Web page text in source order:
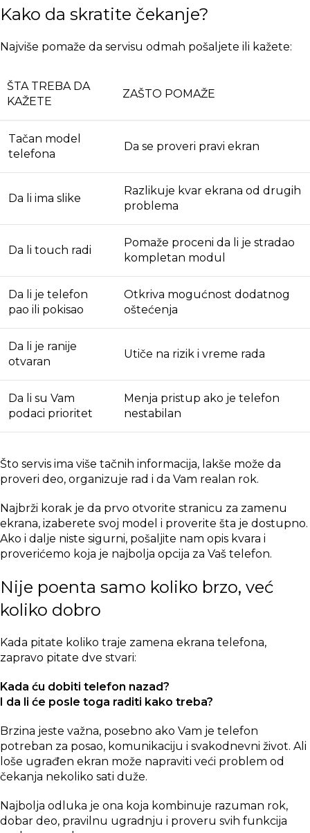
Kako da skratite čekanje?
Najviše pomaže da servisu odmah pošaljete ili kažete:
ŠTA TREBA DA
KAŽETE
ZAŠTO POMAŽE
Tačan model
telefona
Da se proveri pravi ekran
Da li ima slike
Razlikuje kvar ekrana od drugih
problema
Da li touch radi
Pomaže proceni da li je stradao
kompletan modul
Da li je telefon
pao ili pokisao
Otkriva mogućnost dodatnog
oštećenja
Da li je ranije
otvaran
Utiče na rizik i vreme rada
Da li su Vam
podaci prioritet
Menja pristup ako je telefon
nestabilan
Što servis ima više tačnih informacija, lakše može da
proveri deo, organizuje rad i da Vam realan rok.
Najbrži korak je da prvo otvorite stranicu za zamenu
ekrana, izaberete svoj model i proverite šta je dostupno.
Ako i dalje niste sigurni, pošaljite nam opis kvara i
proverićemo koja je najbolja opcija za Vaš telefon.
Nije poenta samo koliko brzo, već
koliko dobro
Kada pitate koliko traje zamena ekrana telefona,
zapravo pitate dve stvari:
Kada ću dobiti telefon nazad?
I da li će posle toga raditi kako treba?
Brzina jeste važna, posebno ako Vam je telefon
potreban za posao, komunikaciju i svakodnevni život. Ali
loše ugrađen ekran može napraviti veći problem od
čekanja nekoliko sati duže.
Najbolja odluka je ona koja kombinuje razuman rok,
dobar deo, pravilnu ugradnju i proveru svih funkcija